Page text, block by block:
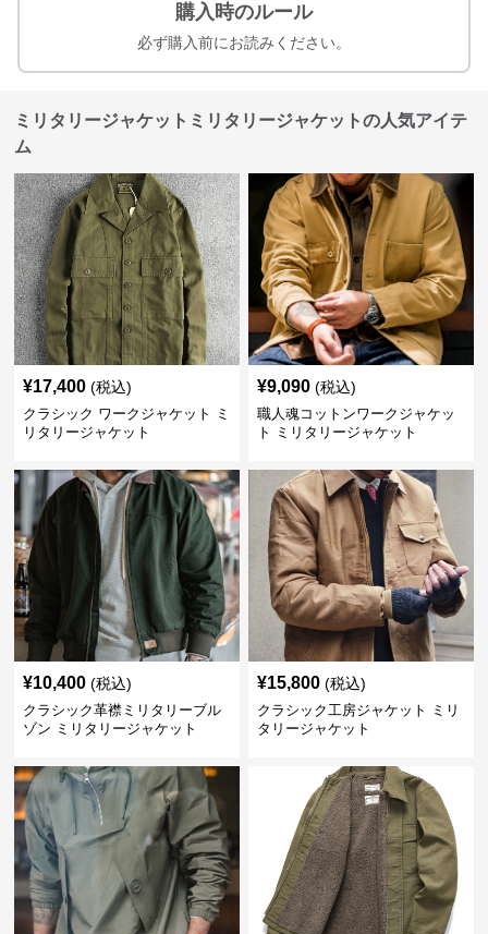
購入時のルール
必ず購入前にお読みください。
ミリタリージャケットミリタリージャケットの人気アイテ
ム
¥17,400 (税込)
クラシック ワークジャケット ミ
リタリージャケット
¥9,090 (税込)
職人魂コットンワークジャケッ
ト ミリタリージャケット
¥10,400 (税込)
クラシック革襟ミリタリーブル
ゾン ミリタリージャケット
¥15,800 (税込)
クラシック工房ジャケット ミリ
タリージャケット